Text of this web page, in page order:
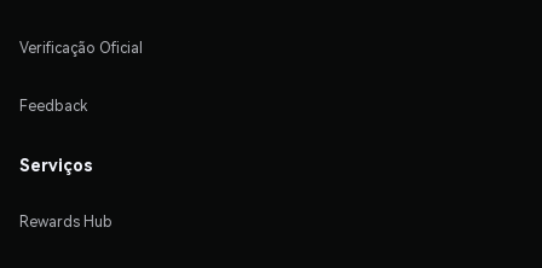
Verificação Oficial
Feedback
Serviços
Rewards Hub